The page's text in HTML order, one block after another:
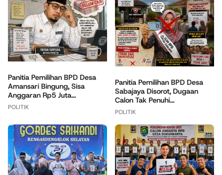
Panitia Pemilihan BPD Desa
Amansari Bingung, Sisa
Anggaran Rp5 Juta...
POLITIK
Panitia Pemilihan BPD Desa
Sabajaya Disorot, Dugaan
Calon Tak Penuhi...
POLITIK